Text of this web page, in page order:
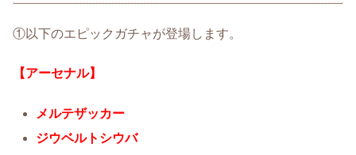
①以下のエピックガチャが登場します。
【アーセナル】
メルテザッカー
ジウベルトシウバ